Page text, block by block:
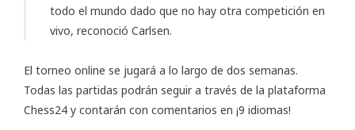
todo el mundo dado que no hay otra competición en
vivo, reconoció Carlsen.
El torneo online se jugará a lo largo de dos semanas.
Todas las partidas podrán seguir a través de la plataforma
Chess24 y contarán con comentarios en ¡9 idiomas!